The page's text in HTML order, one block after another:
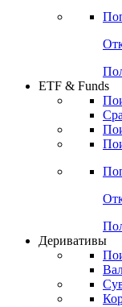
ETF & Funds
Деривативы